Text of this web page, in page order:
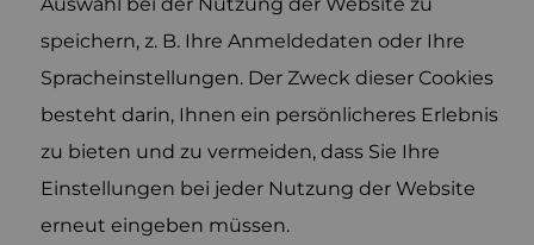
Auswahl bei der Nutzung der Website zu
speichern, z. B. Ihre Anmeldedaten oder Ihre
Spracheinstellungen. Der Zweck dieser Cookies
besteht darin, Ihnen ein persönlicheres Erlebnis
zu bieten und zu vermeiden, dass Sie Ihre
Einstellungen bei jeder Nutzung der Website
erneut eingeben müssen.